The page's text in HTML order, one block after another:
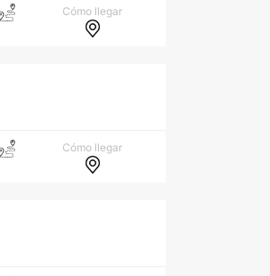
Cómo llegar
Cómo llegar